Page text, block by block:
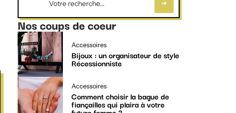
Nos coups de coeur
Accessoires
Bijoux : un organisateur de style
Récessionniste
Accessoires
Comment choisir la bague de
fiançailles qui plaira à votre